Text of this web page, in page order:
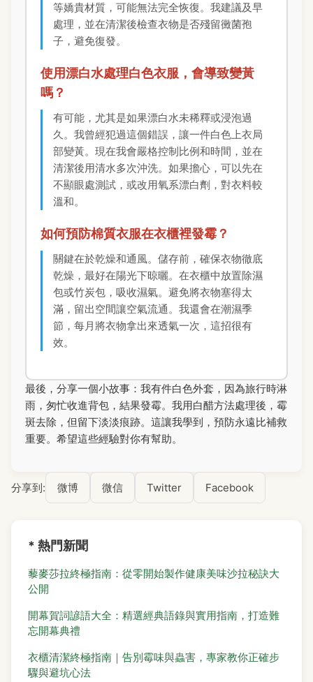
等嬌貴材質，可能無法完全恢復。我建議及早
處理，並在清潔後檢查衣物是否殘留黴菌孢
子，避免復發。
使用漂白水處理白色衣服，會導致變黃
嗎？
有可能，尤其是如果漂白水未稀釋或浸泡過
久。我曾經犯過這個錯誤，讓一件白色上衣局
部變黃。現在我會嚴格控制比例和時間，並在
清潔後用清水多次沖洗。如果擔心，可以先在
不顯眼處測試，或改用氧系漂白劑，對衣料較
溫和。
如何預防棉質衣服在衣櫃裡發霉？
關鍵在於乾燥和通風。儲存前，確保衣物徹底
乾燥，最好在陽光下晾曬。在衣櫃中放置除濕
包或竹炭包，吸收濕氣。避免將衣物塞得太
滿，留出空間讓空氣流通。我還會在潮濕季
節，每月將衣物拿出來透氣一次，這招很有
效。
最後，分享一個小故事：我有件白色外套，因為旅行時淋
雨，匆忙收進背包，結果發霉。我用白醋方法處理後，霉
斑去除，但留下淡淡痕跡。這讓我學到，預防永遠比補救
重要。希望這些經驗對你有幫助。
分享到: 微博 微信 Twitter Facebook
* 熱門新聞
藜麥莎拉終極指南：從零開始製作健康美味沙拉秘訣大
公開
開幕賀詞諺語大全：精選經典語錄與實用指南，打造難
忘開幕典禮
衣櫃清潔終極指南｜告別霉味與蟲害，專家教你正確步
驟與避坑心法